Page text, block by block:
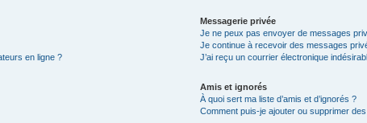
en ligne ?
Messagerie privée
Je ne peux pas envoyer de messages
Je continue à recevoir des messages
J’ai reçu un courrier électronique
Amis et ignorés
À quoi sert ma liste d’amis et d’ignorés ?
Comment puis-je ajouter ou supprimer